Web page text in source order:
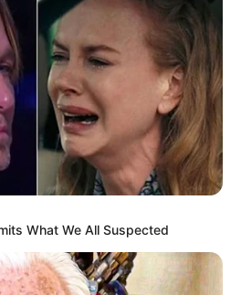
What We All Suspected